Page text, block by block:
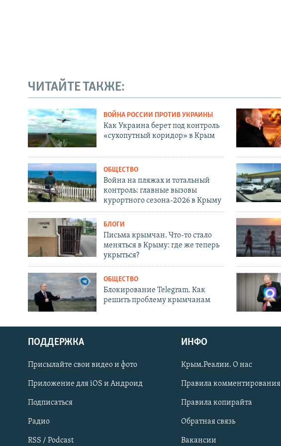
Українською
Qırımtatar
ПРИСОЕДИНЯЙТЕСЬ!
ЧИТАЙТЕ ТАКЖЕ:
ВОЙНА РОССИИ ПРОТИВ УКРАИНЫ
Как Украина берет под контроль
«сухопутный коридор» в Крым
ОБЩЕСТВО
Война на пляжах и тотальный
контроль: главные вызовы
курортного сезона-2026 в Крыму
БЛОГИ
Письма крымчан. Что-то стало
меняться в Крыму: где же теперь
укрыться?
ОБЩЕСТВО
Блокирование Telegram. Как
решить проблему крымчанам
ПОДДЕРЖКА
Присылайте свои видео и фото
Приложение для iOS и Андроид
Подписаться
Радио
RSS / Podcast
ИНФО
Крым.Реалии. О нас
Правила комментирования
Правила копирайта
Обратная связь
Вакансии